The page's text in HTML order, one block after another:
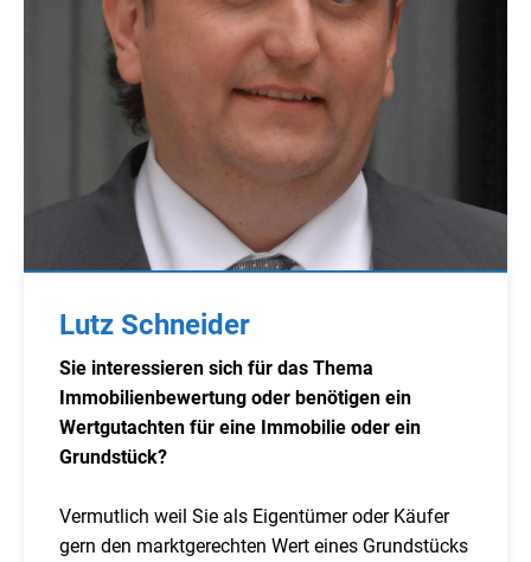
Lutz Schneider
Sie interessieren sich für das Thema
Immobilienbewertung oder benötigen ein
Wertgutachten für eine Immobilie oder ein
Grundstück?
Vermutlich weil Sie als Eigentümer oder Käufer
gern den marktgerechten Wert eines Grundstücks